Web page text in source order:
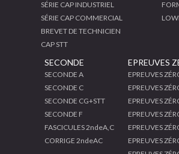
SÉRIE CAP INDUSTRIEL
SÉRIE CAP COMMERCIAL
BREVET DE TECHNICIEN
CAP STT
SECONDE
SECONDE A
SECONDE C
SECONDE CG+STT
SECONDE F
FASCICULES 2ndeA,C
CORRIGE 2ndeAC
EPREUVES
EPREUVES
EPREUVES
EPREUVES
EPREUVES
EPREUVES
EPREUVES